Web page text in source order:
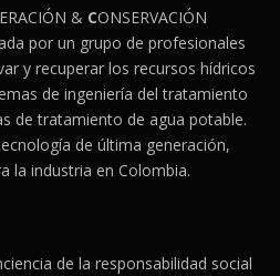
& CONSERVACIÓN
por un grupo de profesionales
y recuperar los recursos hídricos
de ingeniería del tratamiento
de tratamiento de agua potable.
de última generación,
la industria en Colombia.
de la responsabilidad social